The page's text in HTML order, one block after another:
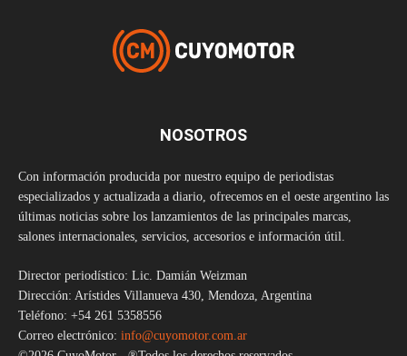
NOSOTROS
Con información producida por nuestro equipo de periodistas
especializados y actualizada a diario, ofrecemos en el oeste argentino las
últimas noticias sobre los lanzamientos de las principales marcas,
salones internacionales, servicios, accesorios e información útil.
Director periodístico: Lic. Damián Weizman
Dirección: Arístides Villanueva 430, Mendoza, Argentina
Teléfono: +54 261 5358556
Correo electrónico: info@cuyomotor.com.ar